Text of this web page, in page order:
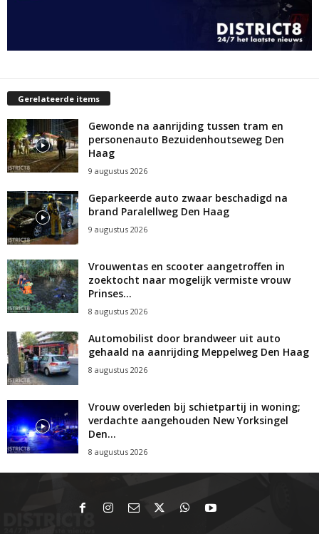
Gerelateerde items
Gewonde na aanrijding tussen tram en
personenauto Bezuidenhoutseweg Den
Haag
9 augustus 2026
Geparkeerde auto zwaar beschadigd na
brand Paralellweg Den Haag
9 augustus 2026
Vrouwentas en scooter aangetroffen in
zoektocht naar mogelijk vermiste vrouw
Prinses...
8 augustus 2026
Automobilist door brandweer uit auto
gehaald na aanrijding Meppelweg Den Haag
8 augustus 2026
Vrouw overleden bij schietpartij in woning;
verdachte aangehouden New Yorksingel
Den...
8 augustus 2026